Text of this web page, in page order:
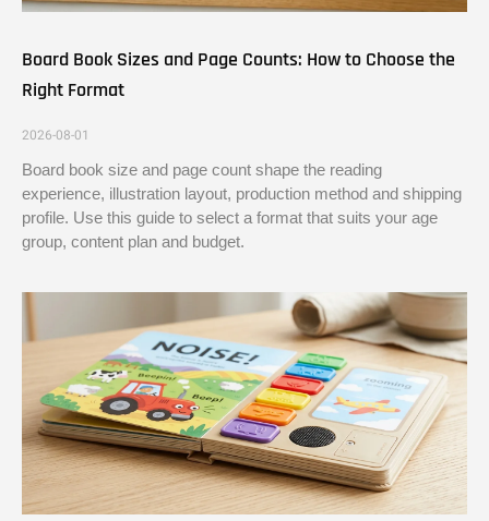
Board Book Sizes and Page Counts: How to Choose the
Right Format
2026-08-01
Board book size and page count shape the reading
experience, illustration layout, production method and shipping
profile. Use this guide to select a format that suits your age
group, content plan and budget.